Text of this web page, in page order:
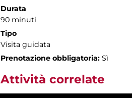
Durata
90 minuti
Tipo
Visita guidata
Prenotazione obbligatoria: Sì
Attività correlate